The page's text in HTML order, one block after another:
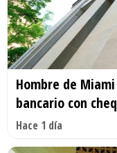
Hombre de
bancario con
Hace 1 día